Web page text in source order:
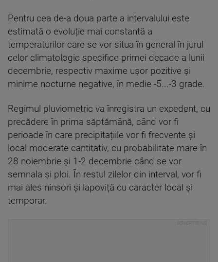
Pentru cea de-a doua parte a intervalului este
estimată o evoluție mai constantă a
temperaturilor care se vor situa în general în jurul
celor climatologic specifice primei decade a lunii
decembrie, respectiv maxime ușor pozitive și
minime nocturne negative, în medie -5...-3 grade.
Regimul pluviometric va înregistra un excedent, cu
precădere în prima săptămână, când vor fi
perioade în care precipitațiile vor fi frecvente și
local moderate cantitativ, cu probabilitate mare în
28 noiembrie și 1-2 decembrie când se vor
semnala și ploi. În restul zilelor din interval, vor fi
mai ales ninsori și lapoviță cu caracter local și
temporar.